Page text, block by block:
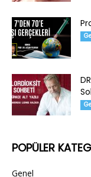
POPÜLER
Genel